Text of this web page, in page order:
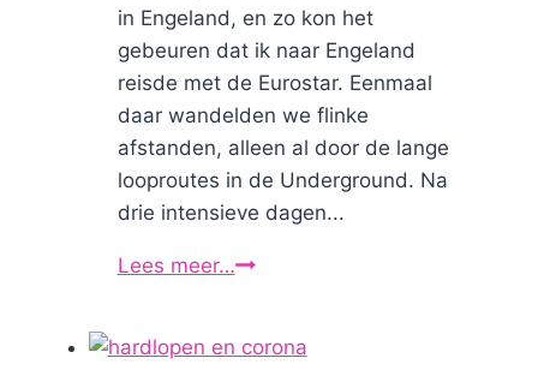
in Engeland, en zo kon het
gebeuren dat ik naar Engeland
reisde met de Eurostar. Eenmaal
daar wandelden we flinke
afstanden, alleen al door de lange
looproutes in de Underground. Na
drie intensieve dagen...
Lees meer…Minder
energie?